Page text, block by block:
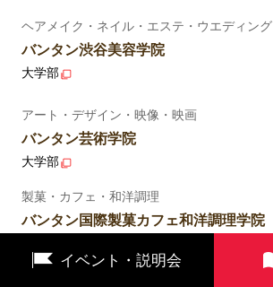
イベント・説明会
ヘアメイク・ネイル・エステ・ウエディング
バンタン渋谷美容学院
大学部
アート・デザイン・映像・映画
バンタン芸術学院
大学部
製菓・カフェ・和洋調理
バンタン国際製菓カフェ和洋調理学院